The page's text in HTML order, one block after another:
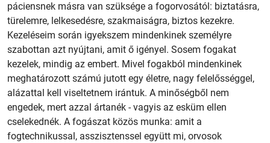
páciensnek másra van szüksége a fogorvosától: biztatásra,
türelemre, lelkesedésre, szakmaiságra, biztos kezekre.
Kezeléseim során igyekszem mindenkinek személyre
szabottan azt nyújtani, amit ő igényel. Sosem fogakat
kezelek, mindig az embert. Mivel fogakból mindenkinek
meghatározott számú jutott egy életre, nagy felelősséggel,
alázattal kell viseltetnem irántuk. A minőségből nem
engedek, mert azzal ártanék - vagyis az esküm ellen
cselekednék. A fogászat közös munka: amit a
fogtechnikussal, asszisztenssel együtt mi, orvosok